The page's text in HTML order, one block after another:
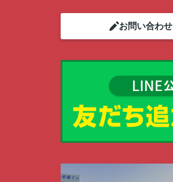
お問い合わせ